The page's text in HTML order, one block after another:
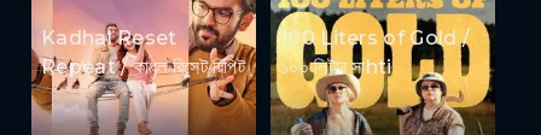
Kadhal Reset
Repeat / কাধল রিসেট রিপিট
100 Liters of Gold /
১০০ লিটার সাhti